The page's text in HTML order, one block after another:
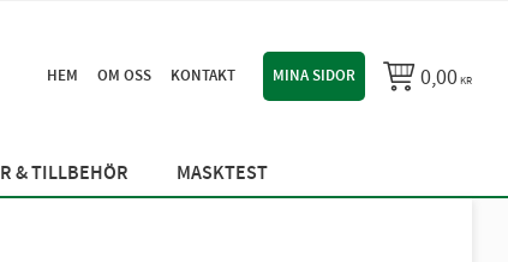
HEM OM OSS KONTAKT MINA SIDOR 0,00KR
& TILLBEHÖR MASKTEST